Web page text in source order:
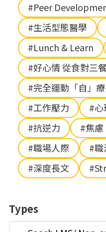
#Peer
#生活型態醫學
#Lunch & Learn
#好心情 從食對三
#完全運動「自」
#工作壓力
#心
#抗逆力
#焦慮
#職場人際
#職
#深度長文
Types